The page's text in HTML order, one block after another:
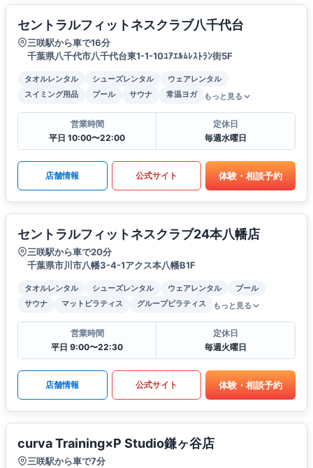
セントラルフィットネスクラブ八千代台
三咲駅から車で16分
千葉県八千代市八千代台東1-1-10ﾕｱｴﾙﾑﾚｽﾄﾗﾝ街5F
タオルレンタル シューズレンタル
ウェアレンタル
スイミング用品
プール サウナ 常温ヨガ もっと見る
営業時間
平日 10:00〜22:00
定休日
毎週水曜日
店舗情報 公式サイト 体験・相談予約
セントラルフィットネスクラブ24本八幡店
三咲駅から車で20分
千葉県市川市八幡3-4-1アクス本八幡B1F
タオルレンタル シューズレンタル ウェアレンタル
プール
サウナ
マットピラティス グループピラティス もっと見る
営業時間
平日 9:00〜22:30
定休日
毎週火曜日
店舗情報 公式サイト 体験・相談予約
curva Training×P Studio鎌ヶ谷店
三咲駅から車で7分